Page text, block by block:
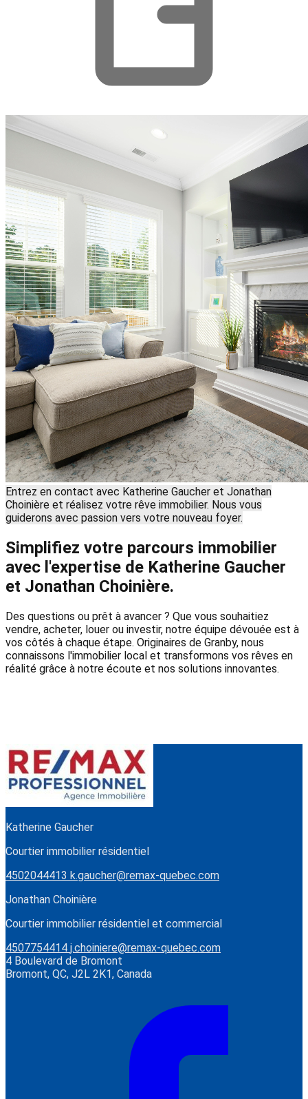
Entrez en contact avec Katherine Gaucher et Jonathan
Choinière et réalisez votre rêve immobilier. Nous vous
guiderons avec passion vers votre nouveau foyer.
Simplifiez votre parcours immobilier
avec l'expertise de Katherine Gaucher
et Jonathan Choinière.
Des questions ou prêt à avancer ? Que vous souhaitiez
vendre, acheter, louer ou investir, notre équipe dévouée est à
vos côtés à chaque étape. Originaires de Granby, nous
connaissons l'immobilier local et transformons vos rêves en
réalité grâce à notre écoute et nos solutions innovantes.
Katherine Gaucher
Courtier immobilier résidentiel
4502044413 k.gaucher@remax-quebec.com
Jonathan Choinière
Courtier immobilier résidentiel et commercial
4507754414 j.choiniere@remax-quebec.com
4 Boulevard de Bromont
Bromont, QC, J2L 2K1, Canada